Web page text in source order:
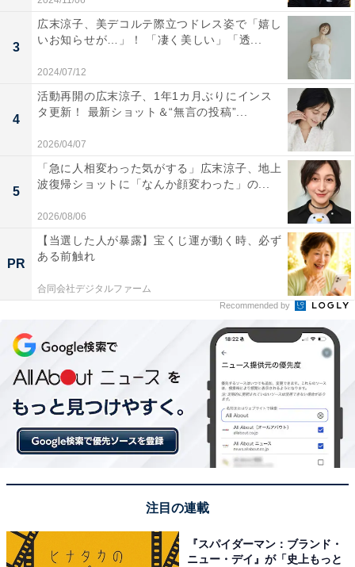
3
広末涼子、美デコルテ際立つドレス姿で「嬉し
いお知らせが…」！ 「凄く美しい」「透...
2024/07/12
4
活動再開の広末涼子、1年1カ月ぶりにインス
タ更新！ 最新ショット＆“無言の投稿”...
2026/04/07
5
「急に人相変わった気がする」広末涼子、地上
波復帰ショットに「なんか顔変わった」の...
2026/08/06
PR
【当選した人が暴露】宝くじ運が動く時、必ず
ある前触れ
合同会社デジタルファーム
Recommended by
注目の連載
『スパイダーマン：ブランド・
ニュー・デイ』が「史上もっと